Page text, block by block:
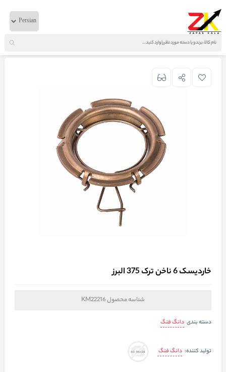
خانه لوازم گیربکسی دانگ فنگ
خاردیسک 6 ناخن ترک 375 البرز
شناسه محصولKM22216
دسته بندی دانگ فنگ
تولید کننده: دانگ فنگ